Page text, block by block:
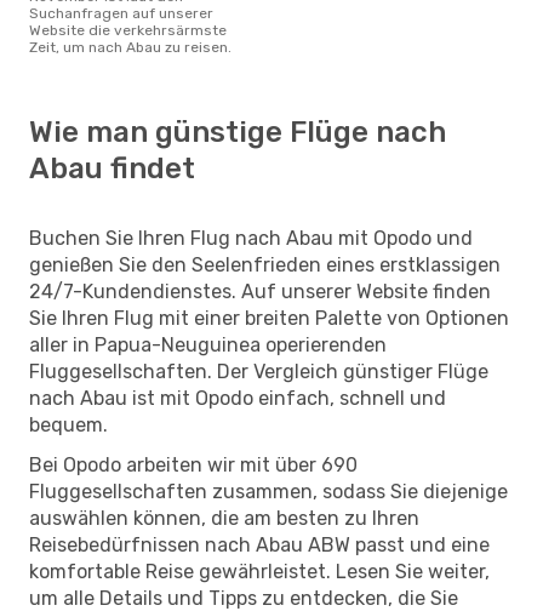
Suchanfragen auf unserer
Website die verkehrsärmste
Zeit, um nach Abau zu reisen.
Wie man günstige Flüge nach
Abau findet
Buchen Sie Ihren Flug nach Abau mit Opodo und
genießen Sie den Seelenfrieden eines erstklassigen
24/7-Kundendienstes. Auf unserer Website finden
Sie Ihren Flug mit einer breiten Palette von Optionen
aller in Papua-Neuguinea operierenden
Fluggesellschaften. Der Vergleich günstiger Flüge
nach Abau ist mit Opodo einfach, schnell und
bequem.
Bei Opodo arbeiten wir mit über 690
Fluggesellschaften zusammen, sodass Sie diejenige
auswählen können, die am besten zu Ihren
Reisebedürfnissen nach Abau ABW passt und eine
komfortable Reise gewährleistet. Lesen Sie weiter,
um alle Details und Tipps zu entdecken, die Sie